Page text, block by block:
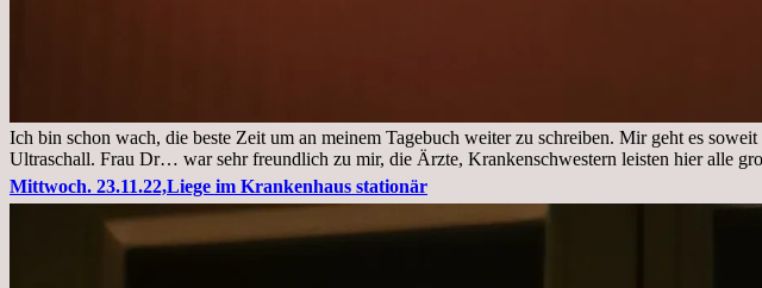
Ich bin schon wach, die beste Zeit um an meinem Tagebuch weiter zu schreiben. Mir geht es
Ultraschall. Frau Dr… war sehr freundlich zu mir, die Ärzte, Krankenschwestern leisten hier alle
Mittwoch. 23.11.22,Liege im Krankenhaus stationär